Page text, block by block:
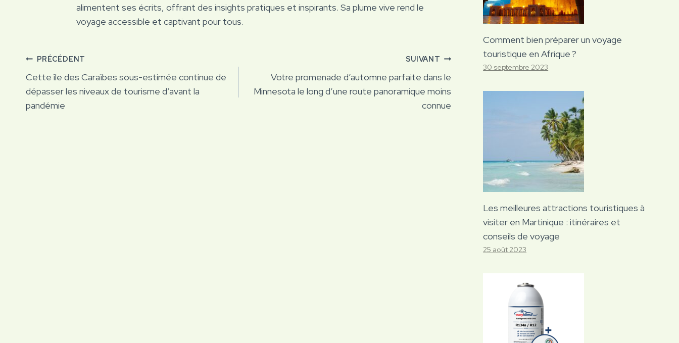
alimentent ses écrits, offrant des insights pratiques et inspirants. Sa plume vive rend le
voyage accessible et captivant pour tous.
Navigation
de
PRÉCÉDENT
Cette île des Caraïbes sous-estimée continue de
dépasser les niveaux de tourisme d’avant la
pandémie
SUIVANT
Votre promenade d’automne parfaite dans le
Minnesota le long d’une route panoramique moins
connue
Comment bien préparer un voyage
touristique en Afrique ?
30 septembre 2023
Les meilleures attractions touristiques à
visiter en Martinique : itinéraires et
conseils de voyage
25 août 2023